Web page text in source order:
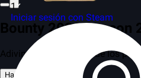
1
Iniciar sesión con Steam
Bounty 2026 Season
Adivina los resultados de los
Hacer una predicción